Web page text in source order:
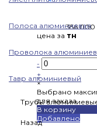
Полоса алюминиевая
Проволока
Тавр алюминиевый
Трубы
Назад
356 000
цена за тн
-
+
×
Выбрано
для заказа
В корзину
Добавлено